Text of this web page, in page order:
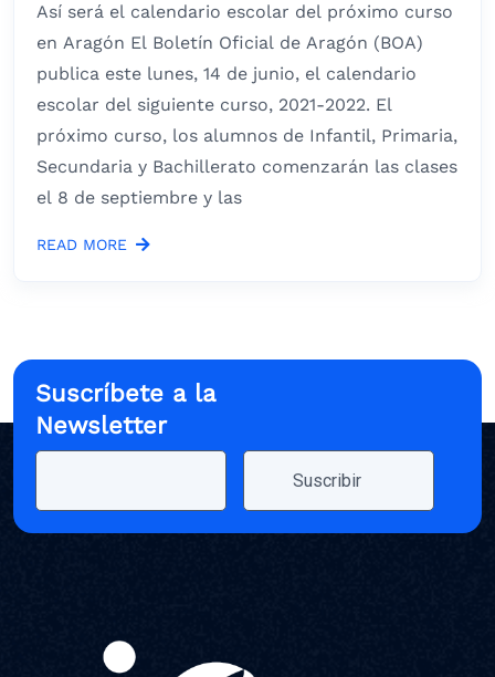
Así será el calendario escolar del próximo curso
en Aragón El Boletín Oficial de Aragón (BOA)
publica este lunes, 14 de junio, el calendario
escolar del siguiente curso, 2021-2022. El
próximo curso, los alumnos de Infantil, Primaria,
Secundaria y Bachillerato comenzarán las clases
el 8 de septiembre y las
READ MORE
Suscríbete a la
Newsletter